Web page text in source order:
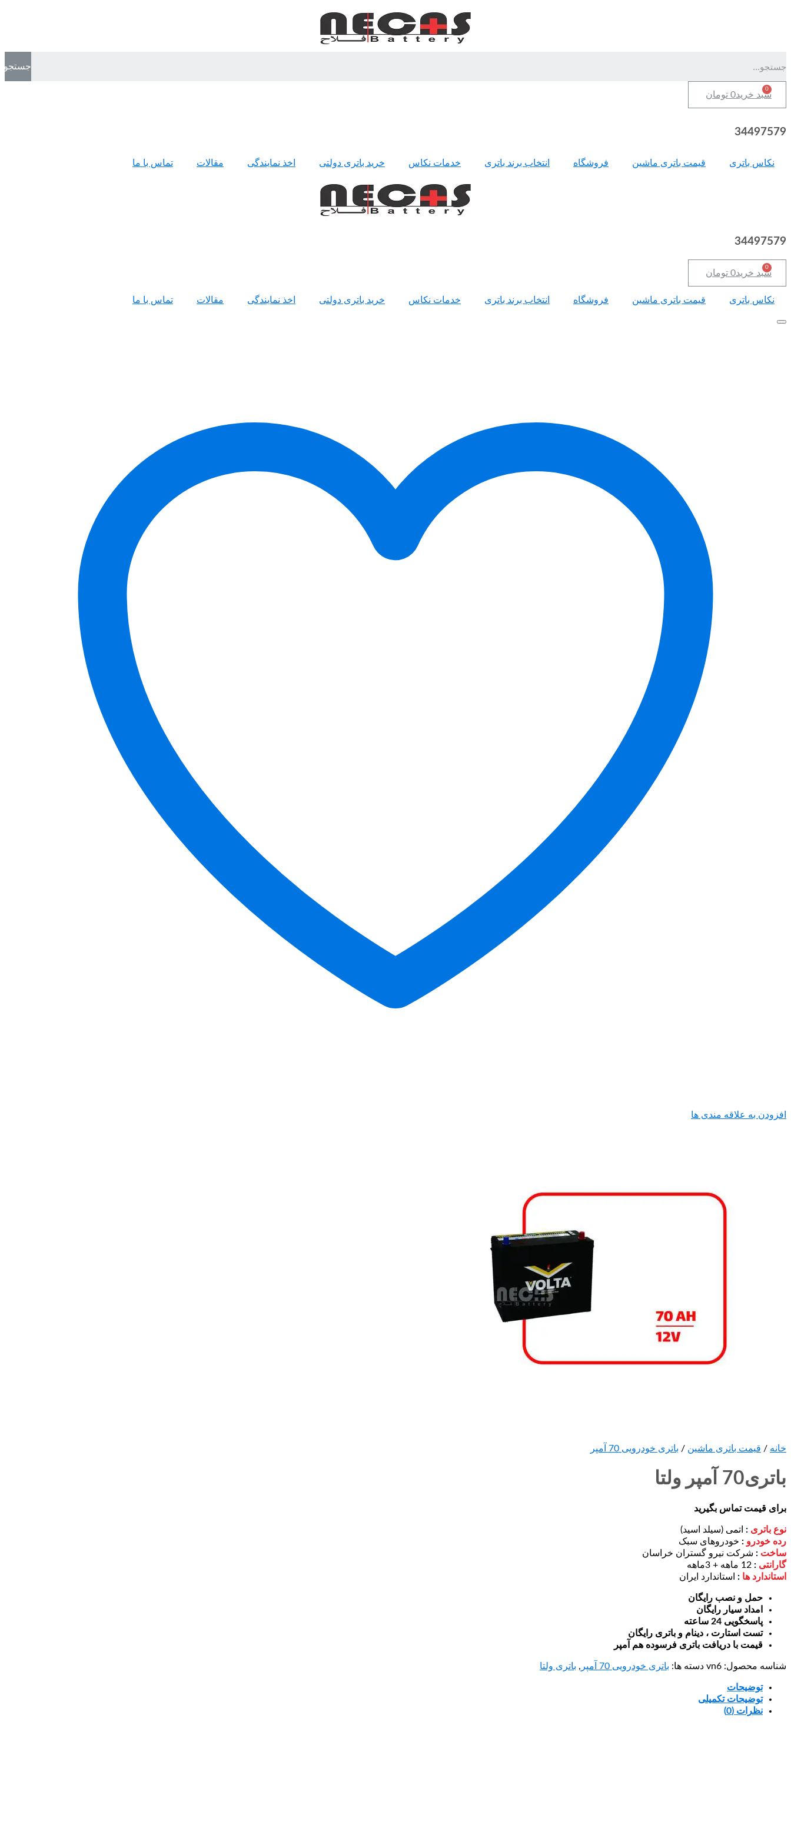
جستجو
0 تومان سبد خرید
34497579
نکاس باتری قیمت باتری ماشین فروشگاه انتخاب برند باتری خدمات نکاس خرید باتری دولتی اخذ نمایندگی مقالات تماس با ما
34497579
0 تومان سبد خرید
نکاس باتری قیمت باتری ماشین فروشگاه انتخاب برند باتری خدمات نکاس خرید باتری دولتی اخذ نمایندگی مقالات تماس با ما
افزودن به علاقه مندی ها
خانه / قیمت باتری ماشین / باتری خودرویی 70 آمپر
باتری70 آمپر ولتا
برای قیمت تماس بگیرید
نوع باتری : اتمی (سیلد اسید)
رده خودرو : خودروهای سبک
ساخت : شرکت نیرو گستران خراسان
گارانتی : 12 ماهه + 3ماهه
استاندارد ها : استاندارد ایران
حمل و نصب رایگان
امداد سیار رایگان
پاسخگویی 24 ساعته
تست استارت ، دینام و باتری رایگان
قیمت با دریافت باتری فرسوده هم آمپر
شناسه محصول: vn6 دسته ها: باتری خودرویی 70 آمپر , باتری ولتا
توضیحات
توضیحات تکمیلی
نظرات (0)